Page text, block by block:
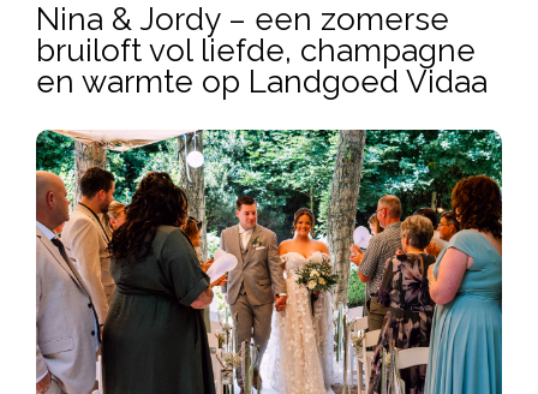
Nina & Jordy – een zomerse
bruiloft vol liefde, champagne
en warmte op Landgoed Vidaa